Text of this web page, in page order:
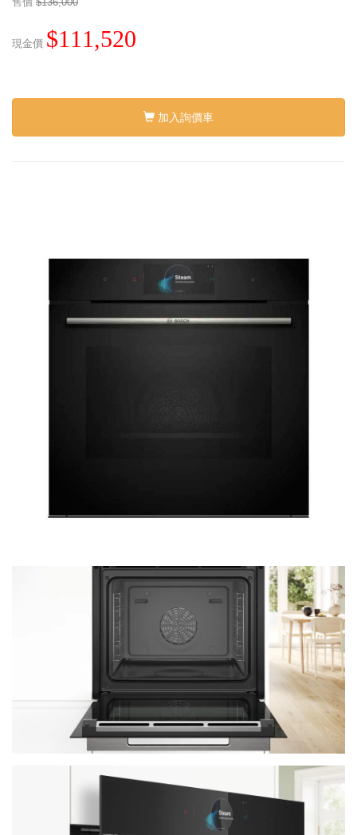
現金價 $111,520
加入詢價車